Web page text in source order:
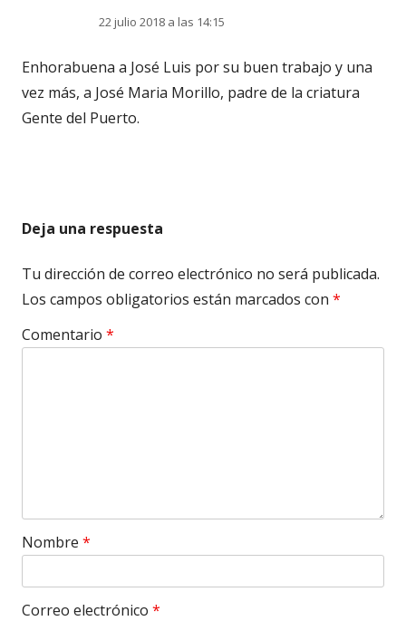
22 julio 2018 a las 14:15
Enhorabuena a José Luis por su buen trabajo y una
vez más, a José Maria Morillo, padre de la criatura
Gente del Puerto.
Deja una respuesta
Tu dirección de correo electrónico no será publicada.
Los campos obligatorios están marcados con *
Comentario *
Nombre *
Correo electrónico *